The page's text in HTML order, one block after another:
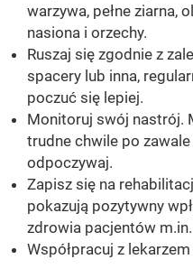
warzywa, pełne ziarna,
nasiona i orzechy.
Ruszaj się zgodnie z
spacery lub inna,
poczuć się lepiej.
Monitoruj swój nastrój.
trudne chwile po zawale
odpoczywaj.
Zapisz się na
pokazują pozytywny
zdrowia pacjentów
Współpracuj z